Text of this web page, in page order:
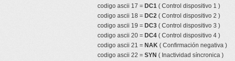
codigo ascii 17 = DC1 ( Control dispositivo 1 )
codigo ascii 18 = DC2 ( Control dispositivo 2 )
codigo ascii 19 = DC3 ( Control dispositivo 3 )
codigo ascii 20 = DC4 ( Control dispositivo 4 )
codigo ascii 21 = NAK ( Confirmación negativa )
codigo ascii 22 = SYN ( Inactividad síncronica )